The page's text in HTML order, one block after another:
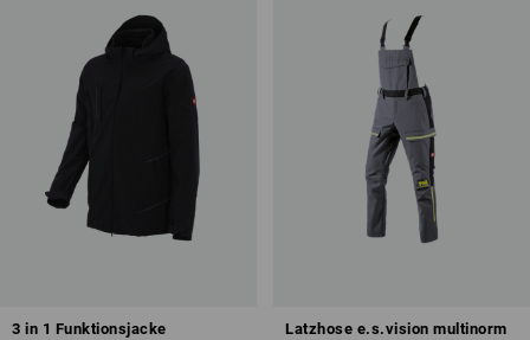
3 in 1 Funktionsjacke
Latzhose e.s.vision multinorm